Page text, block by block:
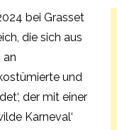
bei Grasset
die sich aus
an
und
der mit einer
Karneval‘